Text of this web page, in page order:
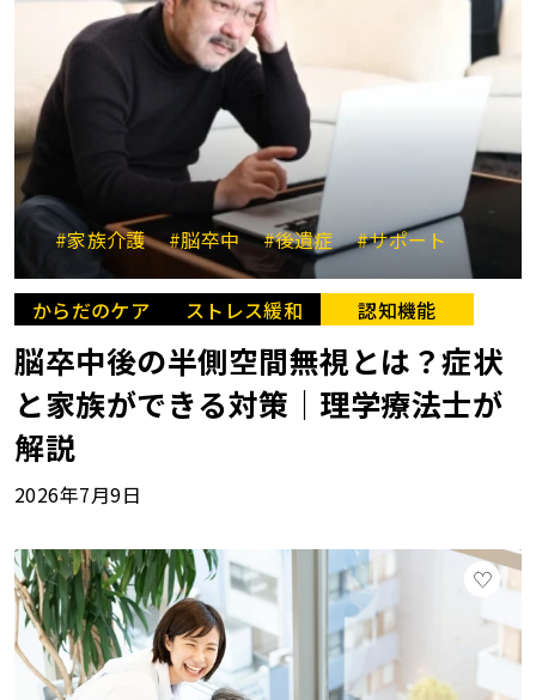
#家族介護 #脳卒中 #後遺症 #サポート
からだのケア ストレス緩和 認知機能
脳卒中後の半側空間無視とは？症状
と家族ができる対策｜理学療法士が
解説
2026年7月9日